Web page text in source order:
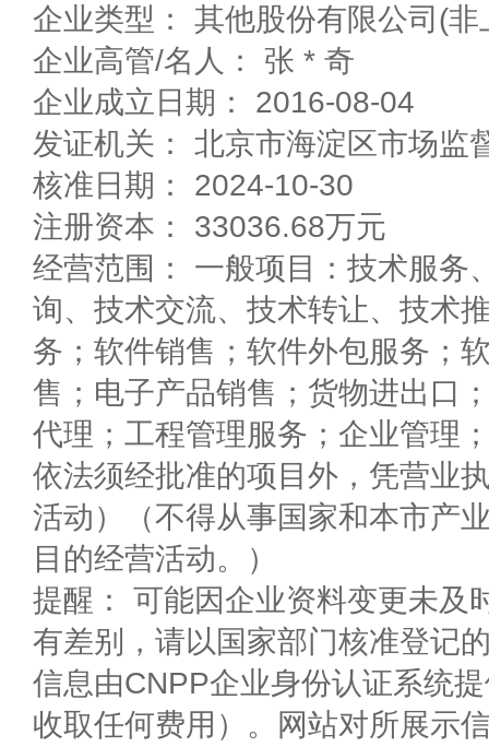
企业类型： 其他股份有限公司(非
企业高管/名人： 张 * 奇
企业成立日期： 2016-08-04
发证机关： 北京市海淀区市场监
核准日期： 2024-10-30
注册资本： 33036.68万元
经营范围： 一般项目：技术服务
询、技术交流、技术转让、技术
务；软件销售；软件外包服务；
售；电子产品销售；货物进出口
代理；工程管理服务；企业管理
依法须经批准的项目外，凭营业
活动）（不得从事国家和本市产
目的经营活动。）
提醒： 可能因企业资料变更未及
有差别，请以国家部门核准登记
信息由CNPP企业身份认证系统
收取任何费用）。网站对所展示